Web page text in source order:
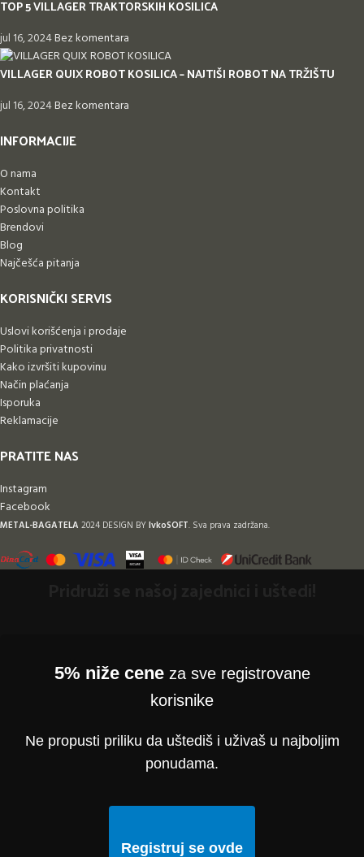
TOP 5 VILLAGER TRAKTORSKIH KOSILICA
jul 16, 2024Bez komentara
VILLAGER QUIX ROBOT KOSILICA – NAJTIŠI ROBOT NA TRŽIŠTU
jul 16, 2024Bez komentara
INFORMACIJE
O nama
Kontakt
Poslovna politika
Brendovi
Blog
Najčešća pitanja
KORISNIČKI SERVIS
Uslovi korišćenja i prodaje
Politika privatnosti
Kako izvršiti kupovinu
Način plaćanja
Isporuka
Reklamacije
PRATITE NAS
Instagram
Facebook
METAL-BAGATELA 2024 DESIGN BYIvkoSOFT. Sva prava zadržana.
5% niže ceneza sve registrovane
korisnike
Ne propusti priliku da uštediš i uživaš u najboljim
ponudama.
Registruj se ovde